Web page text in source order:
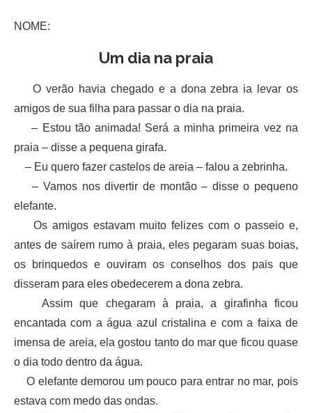
NOME:
Um dia na praia
O verão havia chegado e a dona zebra ia levar os
amigos de sua filha para passar o dia na praia.
– Estou tão animada! Será a minha primeira vez na
praia – disse a pequena girafa.
– Eu quero fazer castelos de areia – falou a zebrinha.
– Vamos nos divertir de montão – disse o pequeno
elefante.
Os amigos estavam muito felizes com o passeio e,
antes de saírem rumo à praia, eles pegaram suas boias,
os brinquedos e ouviram os conselhos dos pais que
disseram para eles obedecerem a dona zebra.
Assim que chegaram à praia, a girafinha ficou
encantada com a água azul cristalina e com a faixa de
imensa de areia, ela gostou tanto do mar que ficou quase
o dia todo dentro da água.
O elefante demorou um pouco para entrar no mar, pois
estava com medo das ondas.